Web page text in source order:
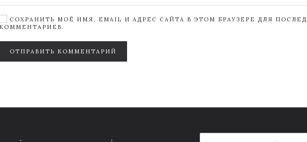
СОХРАНИТЬ МОЁ ИМЯ, EMAIL И АДРЕС САЙТА В ЭТОМ БРАУЗЕРЕ ДЛЯ
КОММЕНТАРИЕВ.
ОТПРАВИТЬ КОММЕНТАРИЙ